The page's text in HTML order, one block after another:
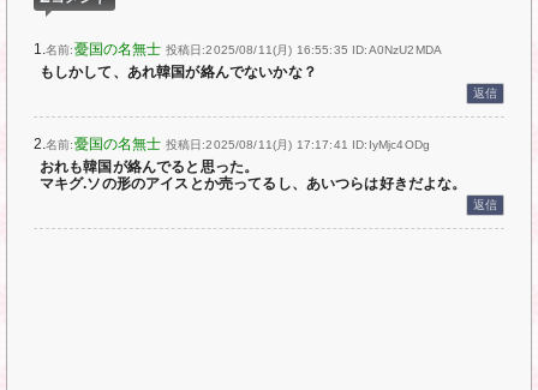
1.名前:憂国の名無士 投稿日:2025/08/11(月) 16:55:35 ID:A0NzU2MDA
もしかして、あれ韓国が絡んでないかな？
返信
2.名前:憂国の名無士 投稿日:2025/08/11(月) 17:17:41 ID:IyMjc4ODg
おれも韓国が絡んでると思った。
マキグ.ソの形のアイスとか売ってるし、あいつらは好きだよな。
返信